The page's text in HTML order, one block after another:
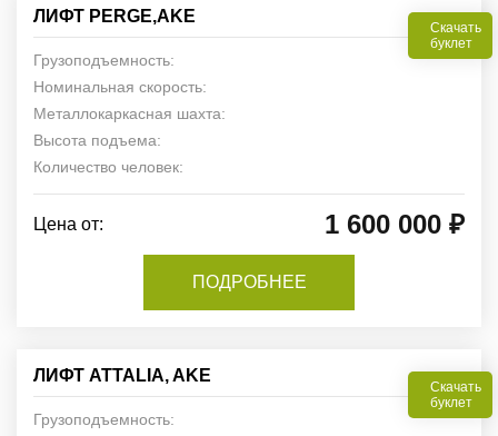
Скачать
буклет
ЛИФТ PERGE,AKE
Грузоподъемность:
Номинальная скорость:
Металлокаркасная шахта:
Высота подъема:
Количество человек:
Цена от: 1 600 000 ₽
ПОДРОБНЕЕ
Скачать
буклет
ЛИФТ ATTALIA, AKE
Грузоподъемность: